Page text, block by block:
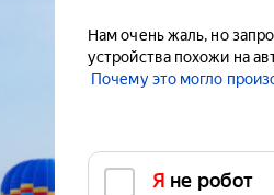
Нам очень жаль, но
устройства похожи на
Почему это могло
Я не робот